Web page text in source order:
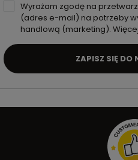
Wyrażam zgodę na
(adres e-mail) na potrzeby
handlową (marketing).
ZAPISZ SIĘ DO